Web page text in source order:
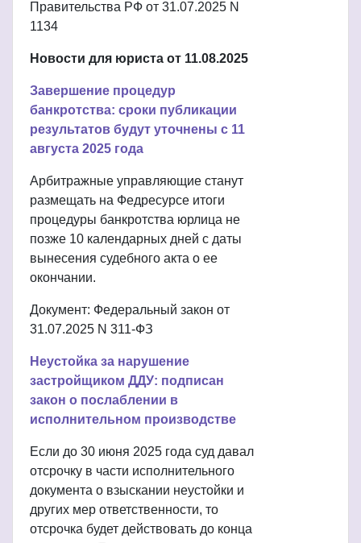
Правительства РФ от 31.07.2025 N
1134
Новости для юриста от 11.08.2025
Завершение процедур
банкротства: сроки публикации
результатов будут уточнены с 11
августа 2025 года
Арбитражные управляющие станут
размещать на Федресурсе итоги
процедуры банкротства юрлица не
позже 10 календарных дней с даты
вынесения судебного акта о ее
окончании.
Документ: Федеральный закон от
31.07.2025 N 311-ФЗ
Неустойка за нарушение
застройщиком ДДУ: подписан
закон о послаблении в
исполнительном производстве
Если до 30 июня 2025 года суд давал
отсрочку в части исполнительного
документа о взыскании неустойки и
других мер ответственности, то
отсрочка будет действовать до конца